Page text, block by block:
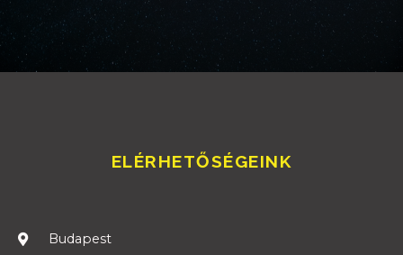
ELÉRHETŐSÉGEINK
Budapest